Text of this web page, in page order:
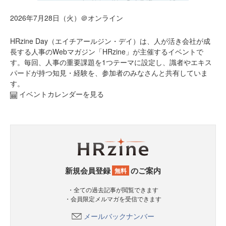
2026年7月28日（火）＠オンライン
HRzine Day（エイチアールジン・デイ）は、人が活き会社が成
長する人事のWebマガジン「HRzine」が主催するイベントで
す。毎回、人事の重要課題を1つテーマに設定し、識者やエキス
パードが持つ知見・経験を、参加者のみなさんと共有していま
す。
イベントカレンダーを見る
新規会員登録 無料 のご案内
・全ての過去記事が閲覧できます
・会員限定メルマガを受信できます
メールバックナンバー